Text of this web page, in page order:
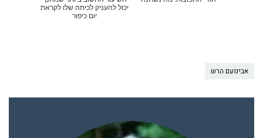
יכול להעניק לכיתה שלו לקראת
יום כיפור
אבינועם הרש